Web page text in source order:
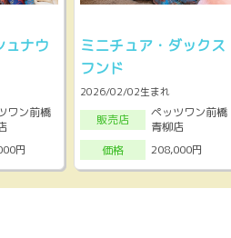
ュナウ
ワン前橋
円
ミニチュア・ダックス
フンド
2026/02/02生まれ
販売店
ペッツワン前橋
青柳店
価格
208,000円